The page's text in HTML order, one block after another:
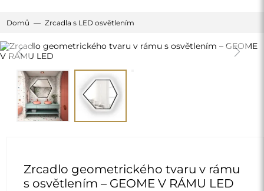
Domů Zrcadla s LED osvětlením
Previous Next
Zrcadlo geometrického tvaru v rámu
s osvětlením – GEOME V RÁMU LED